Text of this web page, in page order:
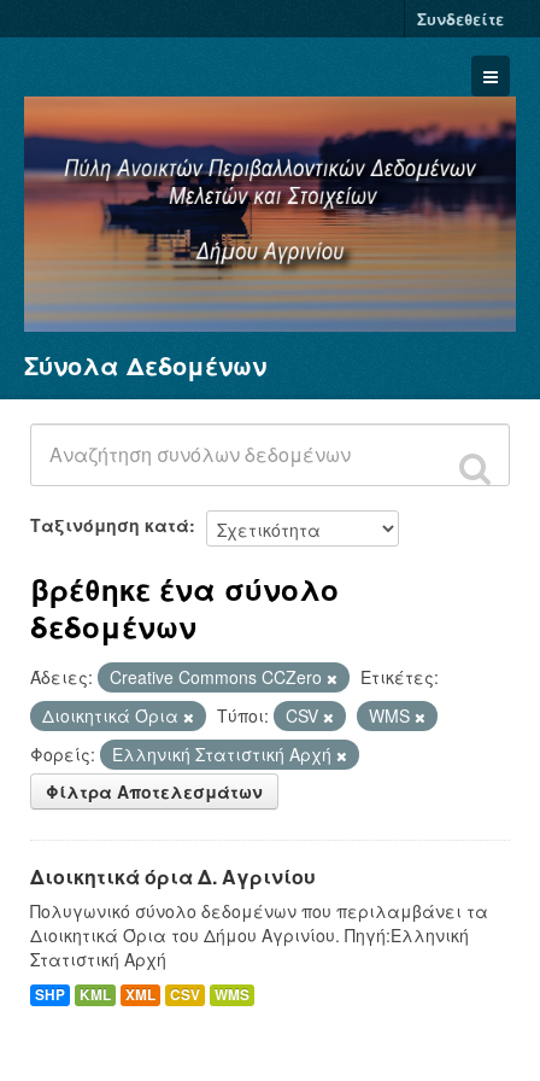
Συνδεθείτε
Σύνολα Δεδομένων
Φορείς
Ομάδες
Σχετικά
Σύνολα Δεδομένων
Ταξινόμηση κατά
βρέθηκε ένα σύνολο
δεδομένων
Άδειες: Creative Commons CCZero
Ετικέτες:
Διοικητικά Όρια
Τύποι: CSV
WMS
Φορείς:
Ελληνική Στατιστική Αρχή
Φίλτρα Αποτελεσμάτων
Διοικητικά όρια Δ. Αγρινίου
Πολυγωνικό σύνολο δεδομένων που περιλαμβάνει τα
Διοικητικά Όρια του Δήμου Αγρινίου. Πηγή:Ελληνική
Στατιστική Αρχή
SHP KML XML CSV WMS